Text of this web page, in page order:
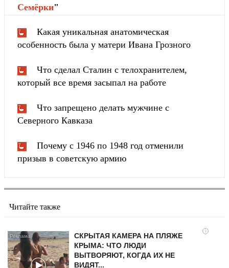
Cемёрки"
Какая уникальная анатомическая
особенность была у матери Ивана Грозного
Что сделал Сталин с телохранителем,
который все время засыпал на работе
Что запрещено делать мужчине с
Северного Кавказа
Почему с 1946 по 1948 год отменили
призыв в советскую армию
Читайте также
i
СКРЫТАЯ КАМЕРА НА ПЛЯЖЕ
КРЫМА: ЧТО ЛЮДИ
ВЫТВОРЯЮТ, КОГДА ИХ НЕ
ВИДЯТ...